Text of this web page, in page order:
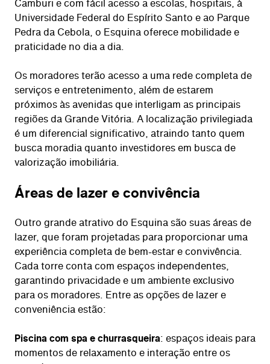
Camburi e com fácil acesso a escolas, hospitais, à
Universidade Federal do Espírito Santo e ao Parque
Pedra da Cebola, o Esquina oferece mobilidade e
praticidade no dia a dia.
Os moradores terão acesso a uma rede completa de
serviços e entretenimento, além de estarem
próximos às avenidas que interligam as principais
regiões da Grande Vitória. A localização privilegiada
é um diferencial significativo, atraindo tanto quem
busca moradia quanto investidores em busca de
valorização imobiliária.
Áreas de lazer e convivência
Outro grande atrativo do Esquina são suas áreas de
lazer, que foram projetadas para proporcionar uma
experiência completa de bem-estar e convivência.
Cada torre conta com espaços independentes,
garantindo privacidade e um ambiente exclusivo
para os moradores. Entre as opções de lazer e
conveniência estão:
Piscina com spa e churrasqueira: espaços ideais para
momentos de relaxamento e interação entre os